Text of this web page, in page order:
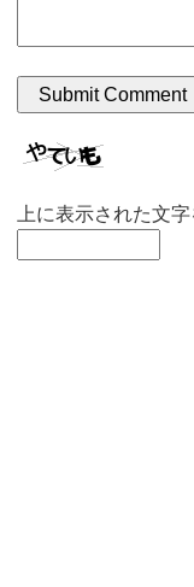
上に表示された文字